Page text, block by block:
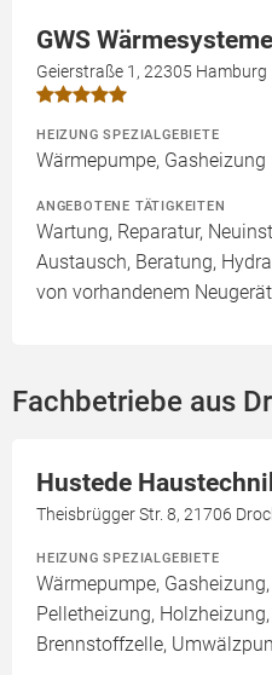
GWS
Geierstraße 1, 22305 Hamburg
HEIZUNG SPEZIALGEBIETE
Wärmepumpe, Gasheizung
ANGEBOTENE TÄTIGKEITEN
Wartung, Reparatur,
Austausch, Beratung,
von vorhandenem Neugerät
Fachbetriebe aus
Hustede
Theisbrügger Str. 8, 21706
HEIZUNG SPEZIALGEBIETE
Wärmepumpe,
Pelletheizung,
Brennstoffzelle,